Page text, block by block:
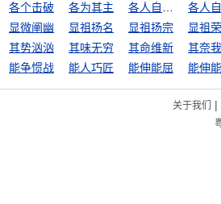
各个击破 各为其主
显微阐幽 显祖扬名 显祖扬宗
显祖
其势汹汹 其味无穷 其命维新
其奈
能争惯战 能人巧匠 能伸能屈 能伸
关于我们 |